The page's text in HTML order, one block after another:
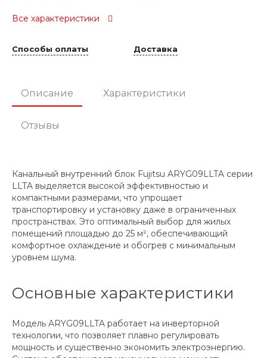
Все характеристики
Способы оплаты Доставка
Описание Характеристики
Отзывы
Канальный внутренний блок Fujitsu ARYG09LLTA серии
LLTA выделяется высокой эффективностью и
компактными размерами, что упрощает
транспортировку и установку даже в ограниченных
пространствах. Это оптимальный выбор для жилых
помещений площадью до 25 м², обеспечивающий
комфортное охлаждение и обогрев с минимальным
уровнем шума.
Основные характеристики
Модель ARYG09LLTA работает на инверторной
технологии, что позволяет плавно регулировать
мощность и существенно экономить электроэнергию.